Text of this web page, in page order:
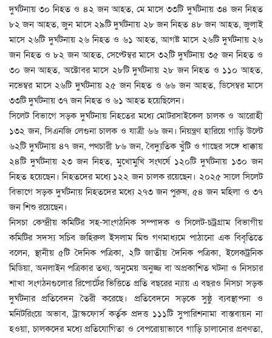
দুর্ঘটনায় ৩০ নিহত ও ৪২ জন আহত, মে মাসে ৩৩টি দুর্ঘটনায় ৩৪ জন নিহত
৮২ জন আহত, জুন মাসে ২৯টি দুর্ঘটনায় ২৮ জন নিহত ৪৮ জন আহত, জুলাই
মাসে ২৬টি দুর্ঘটনায় ২৬ নিহত ও ৬১ আহত, আগষ্ট মাসে ২৬টি দুর্ঘটনায় ২৬
জন নিহত ও ৮২ জন আহত, সেপ্টেম্বর মাসে ৩২টি দুর্ঘটনায় ৩৫ জন নিহত ও
৩০ জন আহত, অক্টোবর মাসে ২৮টি দুর্ঘটনায় ২৮ জন নিহত ও ১১০ আহত,
নভেম্বর মাসে ২৬টি দুর্ঘটনায় ২৫ জন নিহত ও ৬৬ জন আহত, ডিসেম্বর মাসে
৩৩টি দুর্ঘটনায় ৩৭ জন নিহত ও ৬১ আহত হয়েছিলেন।
সিলেট বিভাগে সড়ক দুর্ঘটনায় নিহতের মধ্যে মোটরসাইকেল চালক ও আরোহী
১৩২ জন, সিএনজি লেগুনা চালক ও যাত্রী ৬৬ জন। নিয়ন্ত্রণ হারিয়ে গাড়ি উল্টে
৬২টি দুর্ঘটনায় ৪৭ জন, পথচারী ৮৬ জন, বৈদ্যুতিক খুঁটি ও গাছের সঙ্গে ধাক্কায়
২৪টি দুর্ঘটনায় ২৩ জন নিহত, মুখোমুখি সংঘর্ষে ১২০টি দুর্ঘটনায় ১৩০ জন
নিহত হয়েছেন। নিহতদের মধ্যে ১২২ জন চালক রয়েছেন। ২০২৫ সালে সিলেট
বিভাগে সড়ক দুর্ঘটনায় নিহতদের মধ্যে ২৭৩ জন পুরুষ, ৫৪ জন মহিলা ও ৩৭
জন শিশু রয়েছেন।
নিসচা কেন্দ্রীয় কমিটির সহ-সাংগঠনিক সম্পাদক ও সিলেট-চট্রগ্রাম বিভাগীয়
কমিটির সদস্য সচিব জহিরুল ইসলাম মিশু গণমাধ্যমে পাঠানো এক বিবৃতিতে
বলেন, স্থানীয় ৫টি দৈনিক পত্রিকা, ২টি জাতীয় দৈনিক পত্রিকা, ইলেকট্রনিক
মিডিয়া, অনলাইন পত্রিকার তথ্য, অনুমেয় অনুজ্জ বা অপ্রকাশিত ঘটনা ও নিসচার
শাখা সংগঠনগুলোর রিপোর্টের ভিত্তিতে প্রতি বছরের ন্যায় এ বছরও নিসচা সড়ক
দুর্ঘটনার প্রতিবেদন তৈরী করেছে। প্রতিবেদনে সড়কে সুষ্ঠু ব্যবস্থাপনা ও
মনিটরিংয়ে অভাব, ট্রাস্কফোর্স কর্তৃক প্রদত্ত ১১১টি সুপারিশনামা বাস্তবায়ন না
হওয়া, চালকদের মধ্যে প্রতিযোগিতা ও বেপরোয়াভাবে গাড়ি চালানোর প্রবণতা,